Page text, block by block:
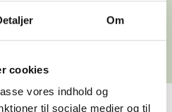
Om
cookies
vores indhold og
til sociale medier og til
tilbage